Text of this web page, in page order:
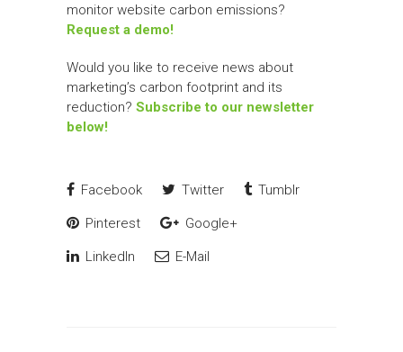
monitor website carbon emissions?
Request a demo!
Would you like to receive news about
marketing’s carbon footprint and its
reduction? Subscribe to our newsletter
below!
Facebook Twitter Tumblr
Pinterest Google+
LinkedIn E-Mail